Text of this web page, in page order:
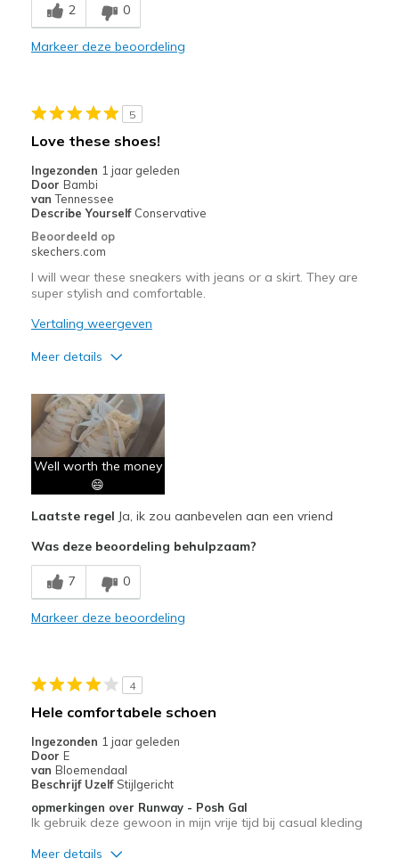
Stylish
Travel
2 0
Markeer deze beoordeling
5
Love these shoes!
Ingezonden 1 jaar geleden
Door Bambi
van Tennessee
Describe Yourself Conservative
Beoordeeld op
skechers.com
I will wear these sneakers with jeans or a skirt. They are
super stylish and comfortable.
Vertaling weergeven
Meer details
Attractive Design
Comfortable
Stylish
Beste toepassingen
Casual Wear
Going Out
Width
Sizing
Feels true to size
View On Shoes
Shoes are for Wearing
Well worth the money
😄
Laatste regel Ja, ik zou aanbevelen aan een vriend
Was deze beoordeling behulpzaam?
7 0
Markeer deze beoordeling
4
Hele comfortabele schoen
Ingezonden 1 jaar geleden
Door E
van Bloemendaal
Beschrijf Uzelf Stijlgericht
opmerkingen over Runway - Posh Gal
Ik gebruik deze gewoon in mijn vrije tijd bij casual kleding
Meer details